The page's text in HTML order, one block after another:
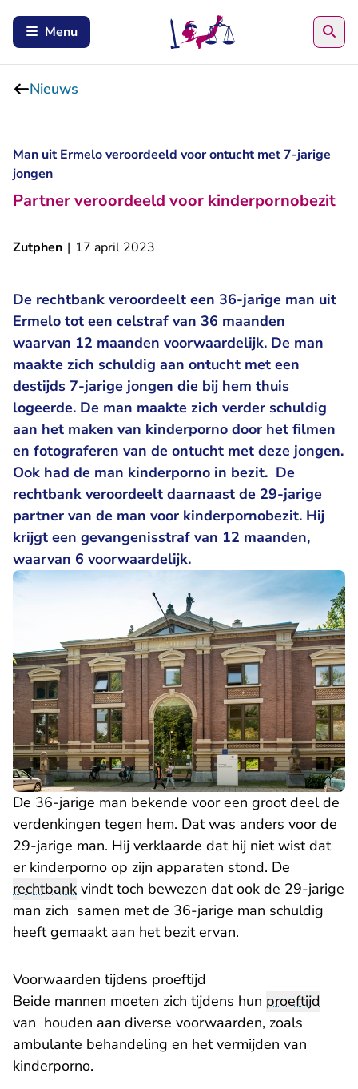
Menu
Nieuws
Man uit Ermelo veroordeeld voor ontucht met 7-jarige
jongen
Partner veroordeeld voor kinderpornobezit
Zutphen | 17 april 2023
De rechtbank veroordeelt een 36-jarige man uit
Ermelo tot een celstraf van 36 maanden
waarvan 12 maanden voorwaardelijk. De man
maakte zich schuldig aan ontucht met een
destijds 7-jarige jongen die bij hem thuis
logeerde. De man maakte zich verder schuldig
aan het maken van kinderporno door het filmen
en fotograferen van de ontucht met deze jongen.
Ook had de man kinderporno in bezit. De
rechtbank veroordeelt daarnaast de 29-jarige
partner van de man voor kinderpornobezit. Hij
krijgt een gevangenisstraf van 12 maanden,
waarvan 6 voorwaardelijk.
De 36-jarige man bekende voor een groot deel de
verdenkingen tegen hem. Dat was anders voor de
29-jarige man. Hij verklaarde dat hij niet wist dat
er kinderporno op zijn apparaten stond. De
rechtbank vindt toch bewezen dat ook de 29-jarige
man zich samen met de 36-jarige man schuldig
heeft gemaakt aan het bezit ervan.
Voorwaarden tijdens proeftijd
Beide mannen moeten zich tijdens hun proeftijd
van houden aan diverse voorwaarden, zoals
ambulante behandeling en het vermijden van
kinderporno.